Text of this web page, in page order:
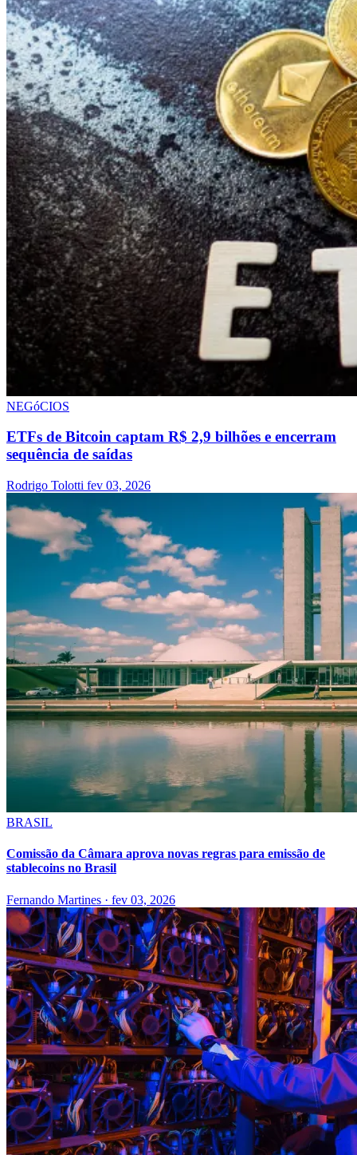
NEGóCIOS
ETFs de Bitcoin captam R$ 2,9 bilhões e encerram
sequência de saídas
Rodrigo Tolotti fev 03, 2026
BRASIL
Comissão da Câmara aprova novas regras para emissão de
stablecoins no Brasil
Fernando Martines · fev 03, 2026